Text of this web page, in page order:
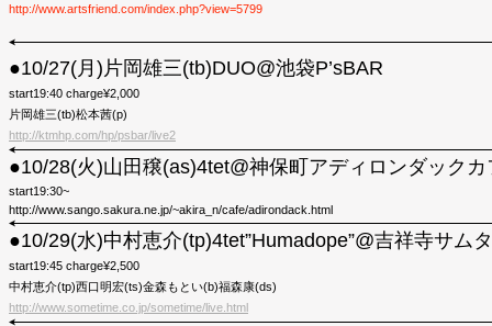
http://www.artsfriend.com/index.php?view=5799
●10/27(月)片岡雄三(tb)DUO@池袋P’sBAR
start19:40 charge¥2,000
片岡雄三(tb)松本茜(p)
http://ktmhp.com/hp/psbar/live2
●10/28(火)山田穣(as)4tet@神保町アディロンダックカ
start19:30~
http://www.sango.sakura.ne.jp/~akira_n/cafe/adirondack.html
●10/29(水)中村恵介(tp)4tet”Humadope”@吉祥寺サム
start19:45 charge¥2,500
中村恵介(tp)西口明宏(ts)金森もとい(b)福森康(ds)
http://www.sometime.co.jp/sometime/live.html